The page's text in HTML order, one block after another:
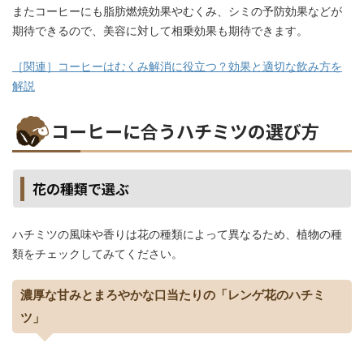
またコーヒーにも脂肪燃焼効果やむくみ、シミの予防効果などが
期待できるので、美容に対して相乗効果も期待できます。
［関連］コーヒーはむくみ解消に役立つ？効果と適切な飲み方を
解説
コーヒーに合うハチミツの選び方
花の種類で選ぶ
ハチミツの風味や香りは花の種類によって異なるため、植物の種
類をチェックしてみてください。
濃厚な甘みとまろやかな口当たりの「レンゲ花のハチミ
ツ」